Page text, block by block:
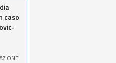
caso